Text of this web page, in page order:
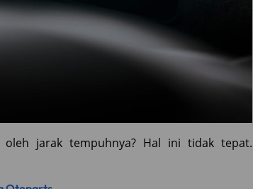
jarak tempuhnya? Hal ini tidak tepat.